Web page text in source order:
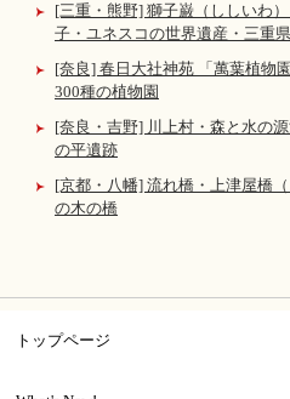
[三重・熊野] 獅子巌（ししいわ
子・ユネスコの世界遺産・三重
[奈良] 春日大社神苑 「萬葉植物
300種の植物園
[奈良・吉野] 川上村・森と水の
の平遺跡
[京都・八幡] 流れ橋・上津屋橋
の木の橋
トップページ